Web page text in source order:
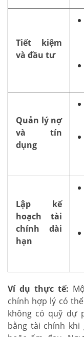
Tiết kiệm
và đầu tư
Quản lý nợ
và tín
dụng
Lập kế
hoạch tài
chính dài
hạn
Ví dụ thực tế:
chính hợp lý có
không có quỹ dự
bằng tài chính